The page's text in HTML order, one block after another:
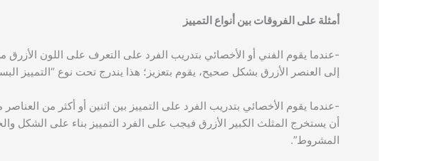
أمثلة على الفروقات بين أنواع التمييز
-عندما يقوم الفني أو الأخصائي بتدريب الفرد على التعرف على اللون
إلى العنصر الأزرق بشكل صحيح، يقوم بتعزيز؛ هذا يندرج تحت نوع “التمييز
-عندما يقوم الأخصائي بتدريب الفرد على التمييز بين اثنين أو أكثر من
أن يستخرج المثلث الكبير الأزرق فيجب على الفرد التمييز بناء على الشكل
المشروط”.